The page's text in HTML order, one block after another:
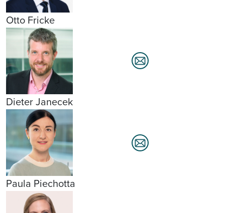
Otto Fricke
Dieter Janecek
Paula Piechotta